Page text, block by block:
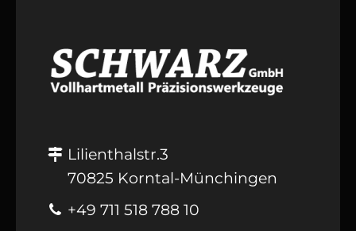
Lilienthalstr.3
70825 Korntal-Münchingen
+49 711 518 788 10